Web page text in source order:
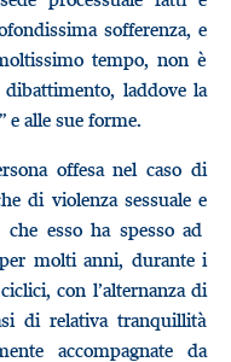
sofferenza, e
tempo, non è
laddove la
e alle sue forme.
offesa nel caso di
di violenza sessuale e
esso ha spesso ad
molti anni, durante i
con l’alternanza di
di relativa tranquillità
accompagnate da